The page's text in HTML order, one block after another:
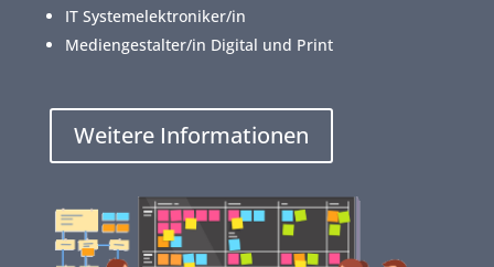
IT Systemelektroniker/in
Mediengestalter/in Digital und Print
Weitere Informationen